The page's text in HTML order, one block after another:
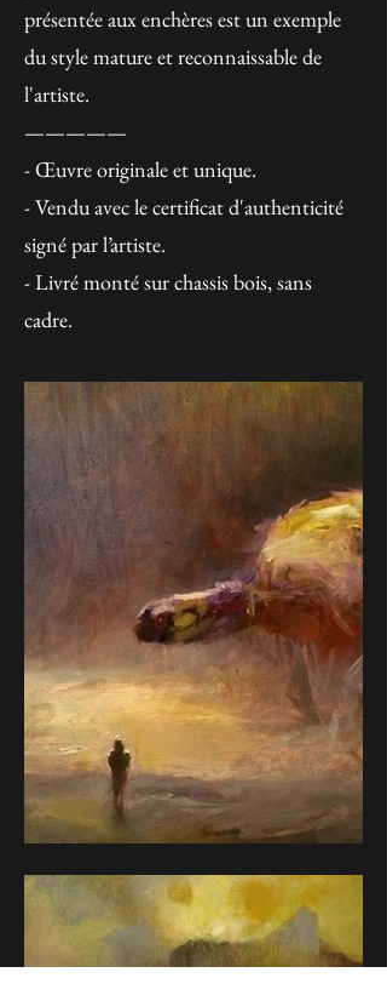
présentée aux enchères est un exemple
du style mature et reconnaissable de
l'artiste.
—————
- Œuvre originale et unique.
- Vendu avec le certificat d'authenticité
signé par l’artiste.
- Livré monté sur chassis bois, sans
cadre.